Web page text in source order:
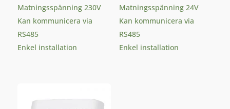
Matningsspänning 230V
Kan kommunicera via
RS485
Enkel installation
Matningsspänning 24V
Kan kommunicera via
RS485
Enkel installation